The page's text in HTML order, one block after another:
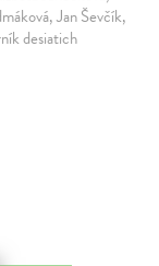
Jan Ševčík,
desiatich